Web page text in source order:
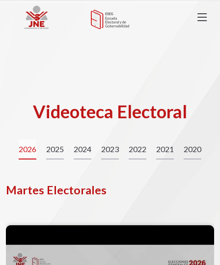
Videoteca Electoral
2026 2025 2024 2023 2022 2021 2020
Martes Electorales